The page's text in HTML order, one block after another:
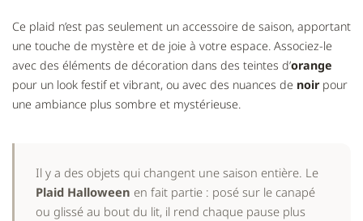
Ce plaid n’est pas seulement un accessoire de saison, apportant
une touche de mystère et de joie à votre espace. Associez-le
avec des éléments de décoration dans des teintes d’orange
pour un look festif et vibrant, ou avec des nuances de noirpour
une ambiance plus sombre et mystérieuse.
Il y a des objets qui changent une saison entière. Le
Plaid Halloween en fait partie : posé sur le canapé
ou glissé au bout du lit, il rend chaque pause plus